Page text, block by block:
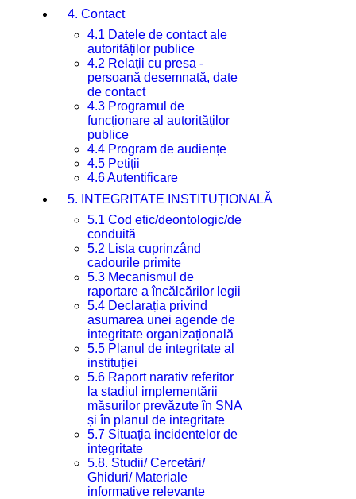
4. Contact
4.1 Datele de contact ale
autorităților publice
4.2 Relații cu presa -
persoană desemnată, date
de contact
4.3 Programul de
funcționare al autorităților
publice
4.4 Program de audiențe
4.5 Petiții
4.6 Autentificare
5. INTEGRITATE INSTITUȚIONALĂ
5.1 Cod etic/deontologic/de
conduită
5.2 Lista cuprinzând
cadourile primite
5.3 Mecanismul de
raportare a încălcărilor legii
5.4 Declarația privind
asumarea unei agende de
integritate organizațională
5.5 Planul de integritate al
instituției
5.6 Raport narativ referitor
la stadiul implementării
măsurilor prevăzute în SNA
și în planul de integritate
5.7 Situația incidentelor de
integritate
5.8. Studii/ Cercetări/
Ghiduri/ Materiale
informative relevante